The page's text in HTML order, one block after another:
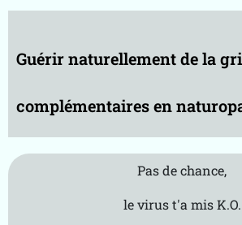
Guérir naturellement de la
complémentaires en
Pas de chance,
le virus t'a mis K.O.